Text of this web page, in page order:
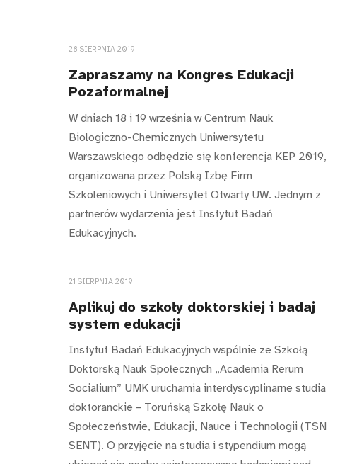
28 SIERPNIA 2019
Zapraszamy na Kongres Edukacji
Pozaformalnej
W dniach 18 i 19 września w Centrum Nauk
Biologiczno-Chemicznych Uniwersytetu
Warszawskiego odbędzie się konferencja KEP 2019,
organizowana przez Polską Izbę Firm
Szkoleniowych i Uniwersytet Otwarty UW. Jednym z
partnerów wydarzenia jest Instytut Badań
Edukacyjnych.
21 SIERPNIA 2019
Aplikuj do szkoły doktorskiej i badaj
system edukacji
Instytut Badań Edukacyjnych wspólnie ze Szkołą
Doktorską Nauk Społecznych „Academia Rerum
Socialium” UMK uruchamia interdyscyplinarne studia
doktoranckie – Toruńską Szkołę Nauk o
Społeczeństwie, Edukacji, Nauce i Technologii (TSN
SENT). O przyjęcie na studia i stypendium mogą